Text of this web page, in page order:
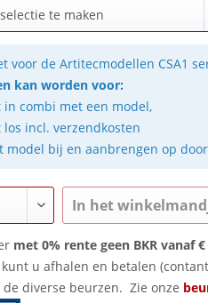
voor de Artitecmodellen CSA1
kan worden voor:
in combi met een model,
los incl. verzendkosten
model bij en aanbrengen op
In het
met 0% rente geen BKR vanaf €
u afhalen en betalen
diverse beurzen. Zie onze